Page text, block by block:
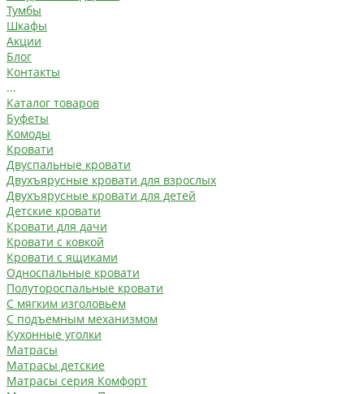
Тумбы
Шкафы
Акции
Блог
Контакты
...
Каталог товаров
Буфеты
Комоды
Кровати
Двуспальные кровати
Двухъярусные кровати для взрослых
Двухъярусные кровати для детей
Детские кровати
Кровати для дачи
Кровати с ковкой
Кровати с ящиками
Односпальные кровати
Полутороспальные кровати
С мягким изголовьем
С подъемным механизмом
Кухонные уголки
Матрасы
Матрасы детские
Матрасы серия Комфорт